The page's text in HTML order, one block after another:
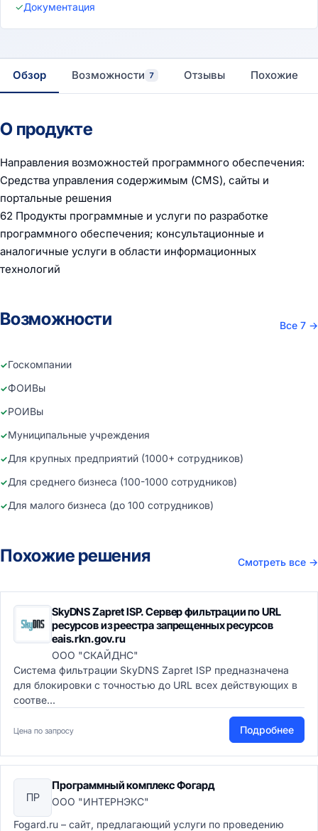
✓Документация
Обзор Возможности 7 Отзывы Похожие
О продукте
Направления возможностей программного обеспечения:
Средства управления содержимым (CMS), сайты и
портальные решения
62 Продукты программные и услуги по разработке
программного обеспечения; консультационные и
аналогичные услуги в области информационных
технологий
Возможности Все 7 →
Госкомпании
ФОИВы
РОИВы
Муниципальные учреждения
Для крупных предприятий (1000+ сотрудников)
Для среднего бизнеса (100-1000 сотрудников)
Для малого бизнеса (до 100 сотрудников)
Похожие решения Смотреть все →
SkyDNS Zapret ISP. Сервер фильтрации по URL
ресурсов из реестра запрещенных ресурсов
eais.rkn.gov.ru
ООО "СКАЙДНС"
Система фильтрации SkyDNS Zapret ISP предназначена
для блокировки с точностью до URL всех действующих в
соотве...
Цена по запросу Подробнее
ПР
Программный комплекс Фогард
ООО "ИНТЕРНЭКС"
Fogard.ru – сайт, предлагающий услуги по проведению